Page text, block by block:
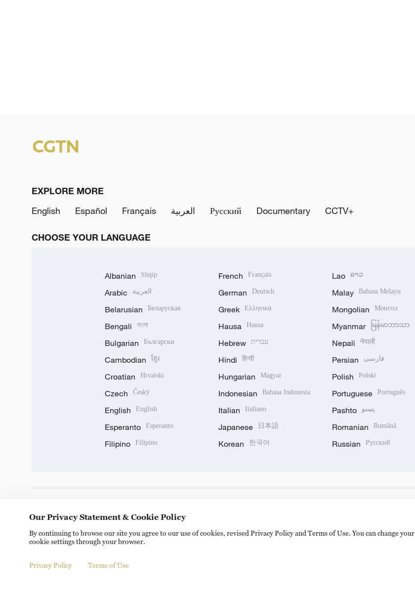
EXPLORE MORE
English
Español Français العربية Русский Documentary CCTV+
CHOOSE YOUR LANGUAGE
Albanian Shqip
Arabic العربية
Belarusian Беларуская
Bengali বাংলা
Bulgarian Български
Cambodian ខ្មែរ
Croatian Hrvatski
Czech Český
English English
Esperanto Esperanto
Filipino Filipino
French Français
German Deutsch
Greek Ελληνικά
Hausa Hausa
Hebrew עברית
Hindi हिन्दी
Hungarian Magyar
Indonesian Bahasa Indonesia
Italian Italiano
Japanese 日本語
Korean 한국어
Lao ລາວ
Malay Bahasa Melayu
Mongolian Монгол
Myanmar မြန်မာဘာသာ
Nepali नेपाली
Persian فارسی
Polish Polski
Portuguese Português
Pashto پښتو
Romanian Română
Russian Русский
Copyright © 2024 CGTN. 京ICP备20000184号
Our Privacy Statement & Cookie Policy
By continuing to browse our site you agree to our use of cookies, revised Privacy Policy and Terms of Use. You can change your
cookie settings through your browser.
Privacy Policy Terms of Use